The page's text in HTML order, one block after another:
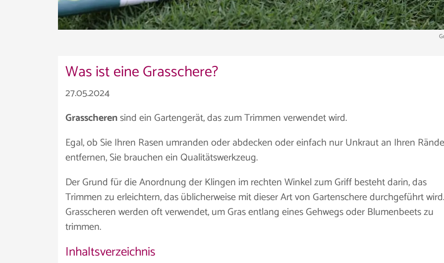
Was ist eine Grasschere?
27.05.2024
Grasscherensind ein Gartengerät, das zum Trimmen verwendet wird.
Egal, ob Sie Ihren Rasen umranden oder abdecken oder einfach nur Unkraut an Ihren
entfernen, Sie brauchen ein Qualitätswerkzeug.
Der Grund für die Anordnung der Klingen im rechten Winkel zum Griff besteht darin, das
Trimmen zu erleichtern, das üblicherweise mit dieser Art von Gartenschere durchgeführt wird.
Grasscheren werden oft verwendet, um Gras entlang eines Gehwegs oder Blumenbeets zu
trimmen.
Inhaltsverzeichnis